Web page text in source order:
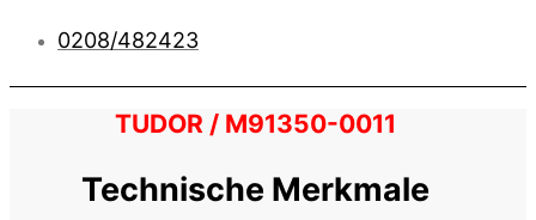
0208/482423
TUDOR / M91350-0011
Technische Merkmale